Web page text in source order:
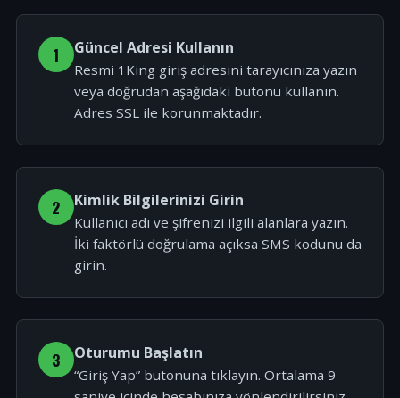
1 Güncel Adresi Kullanın
Resmi 1King giriş adresini tarayıcınıza yazın
veya doğrudan aşağıdaki butonu kullanın.
Adres SSL ile korunmaktadır.
2 Kimlik Bilgilerinizi Girin
Kullanıcı adı ve şifrenizi ilgili alanlara yazın.
İki faktörlü doğrulama açıksa SMS kodunu da
girin.
3 Oturumu Başlatın
“Giriş Yap” butonuna tıklayın. Ortalama 9